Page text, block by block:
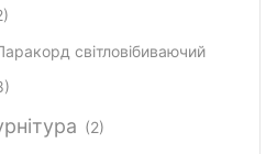
світловібиваючий
(2)